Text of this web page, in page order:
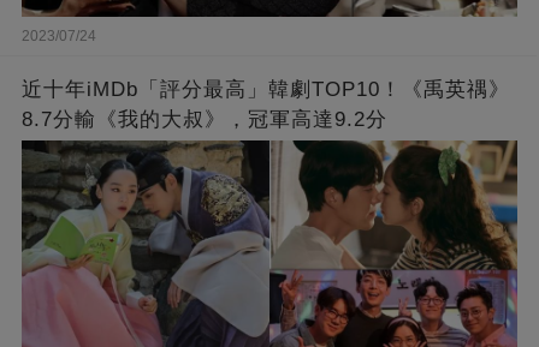
2023/07/24
近十年iMDb「評分最高」韓劇TOP10！《禹英禑》
8.7分輸《我的大叔》，冠軍高達9.2分